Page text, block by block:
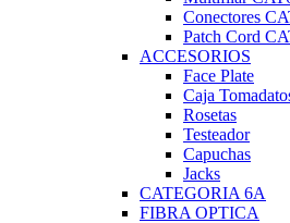
Conectores
Patch Cord
ACCESORIOS
Face Plate
Caja
Rosetas
Testeador
Capuchas
Jacks
CATEGORIA 6A
FIBRA OPTICA